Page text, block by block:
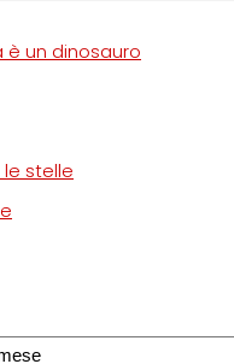
un dinosauro
stelle